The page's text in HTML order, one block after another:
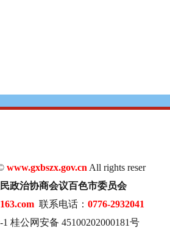
www.gxbszx.gov.cn All rights reser
政治协商会议百色市委员会
联系电话： 0776-2932041
桂公网安备 45100202000181号